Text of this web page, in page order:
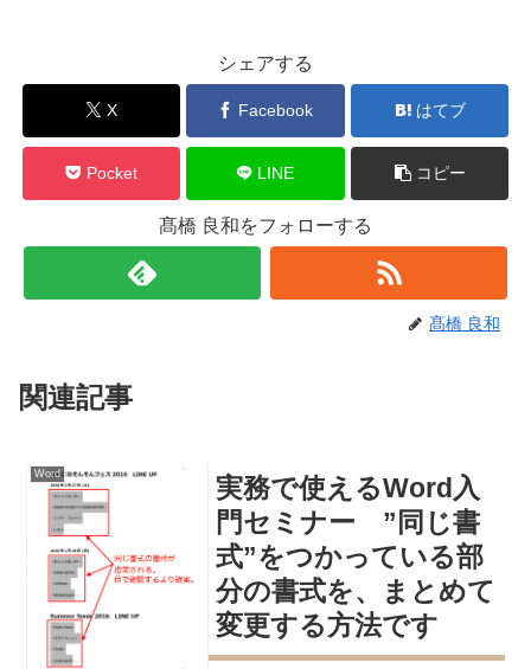
シェアする
X Facebook はてブ
Pocket LINE コピー
髙橋 良和をフォローする
髙橋 良和
関連記事
Word
実務で使えるWord入
門セミナー ”同じ書
式”をつかっている部
分の書式を、まとめて
変更する方法です